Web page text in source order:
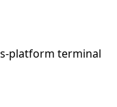
platform terminal